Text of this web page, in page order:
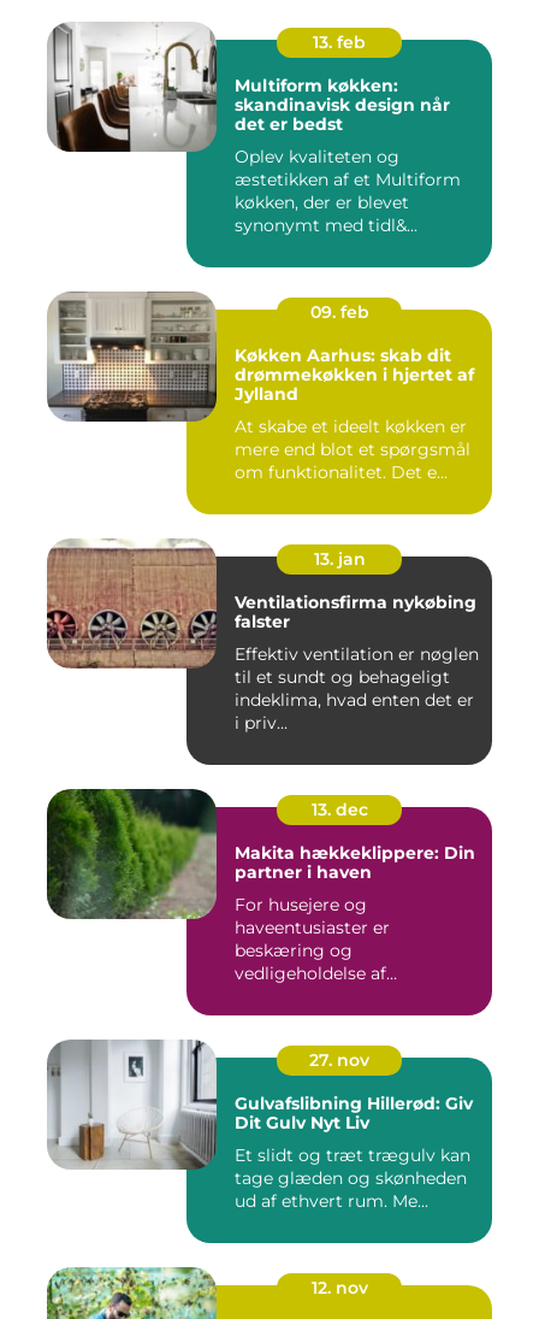
13. feb
Multiform køkken:
skandinavisk design når
det er bedst
Oplev kvaliteten og
æstetikken af et Multiform
køkken, der er blevet
synonymt med tidl&...
09. feb
Køkken Aarhus: skab dit
drømmekøkken i hjertet af
Jylland
At skabe et ideelt køkken er
mere end blot et spørgsmål
om funktionalitet. Det e...
13. jan
Ventilationsfirma nykøbing
falster
Effektiv ventilation er nøglen
til et sundt og behageligt
indeklima, hvad enten det er
i priv...
13. dec
Makita hækkeklippere: Din
partner i haven
For husejere og
haveentusiaster er
beskæring og
vedligeholdelse af
27. nov
Gulvafslibning Hillerød: Giv
Dit Gulv Nyt Liv
Et slidt og træt trægulv kan
tage glæden og skønheden
ud af ethvert rum. Me...
12. nov